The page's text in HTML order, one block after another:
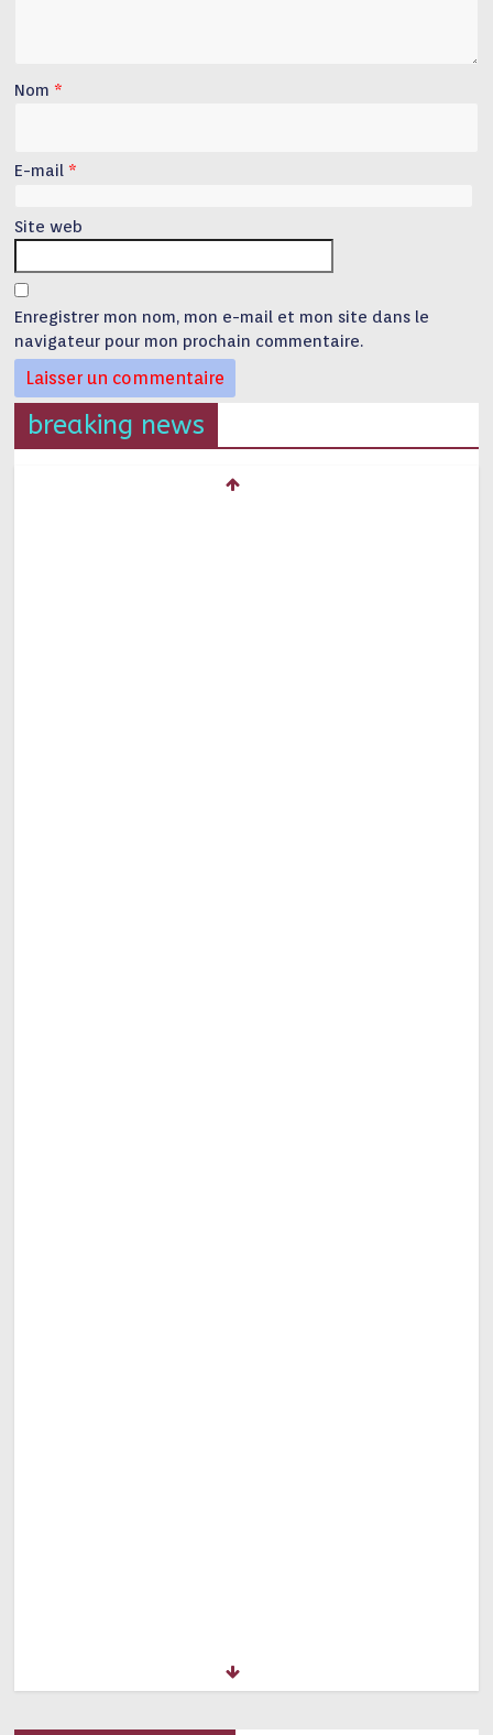
Nom *
E-mail *
Site web
Enregistrer mon nom, mon e-mail et mon site dans le
navigateur pour mon prochain commentaire.
breaking news